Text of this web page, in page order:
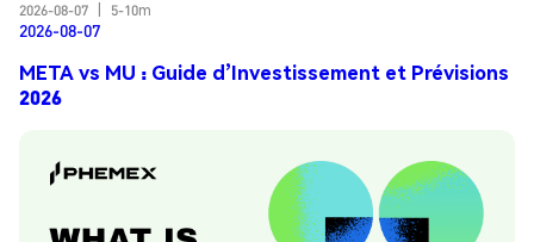
2026-08-07
5-10m
2026-08-07
META vs MU : Guide d’Investissement et Prévisions
2026